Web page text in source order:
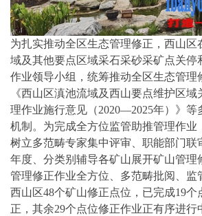
为扎实推动全区生态管理修正，西山区
域及其他要点区域采石采砂采矿点关停
作业领导小组，统筹推动全区生态管理
《西山区滇池流域及西山要点维护区
理作业施行意见（2020—2025年）》等
机制。为完成全方位监管助推管理作业
树立多范畴专家集中评审、职能部门联
年度、分类别辅导各矿山展开矿山管理
管理修正作业全方位、多范畴批阅、监
西山区48个矿山修正点位，已完成19个
正，其余29个点位修正作业正有序进行